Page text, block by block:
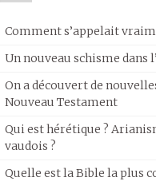
Comment s’appelait
Un nouveau schisme dans
On a découvert de
Nouveau Testament
Qui est hérétique ?
vaudois ?
Quelle est la Bible la plus